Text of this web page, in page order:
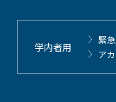
学内者用
緊
ア